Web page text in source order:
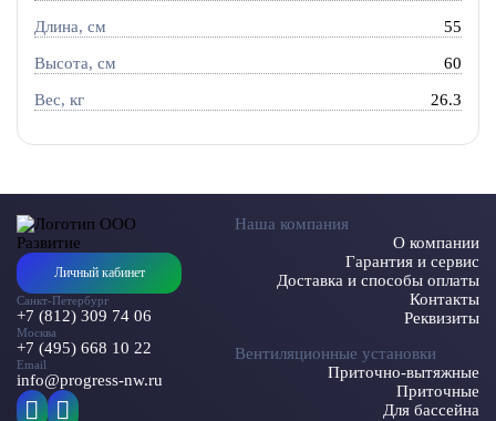
Длина, см 55
Высота, см 60
Вес, кг 26.3
Личный кабинет
Санкт-Петербург
+7 (812) 309 74 06
Москва
+7 (495) 668 10 22
Email
info@progress-nw.ru
Наша компания
О компании
Гарантия и сервис
Доставка и способы оплаты
Контакты
Реквизиты
Вентиляционные установки
Приточно-вытяжные
Приточные
Для бассейна